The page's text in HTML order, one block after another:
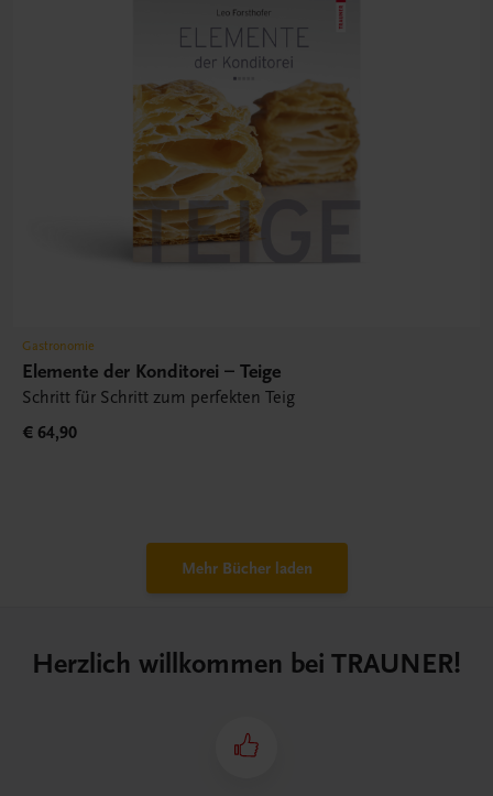
Gastronomie
Elemente der Konditorei – Teige
Schritt für Schritt zum perfekten Teig
€ 64,90
Mehr Bücher laden
Herzlich willkommen bei TRAUNER!